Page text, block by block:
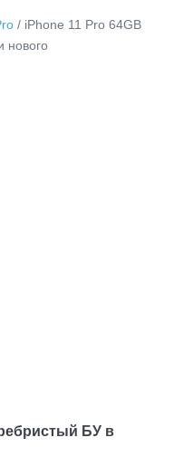
/ iPhone 11 Pro 64GB
нового
БУ в